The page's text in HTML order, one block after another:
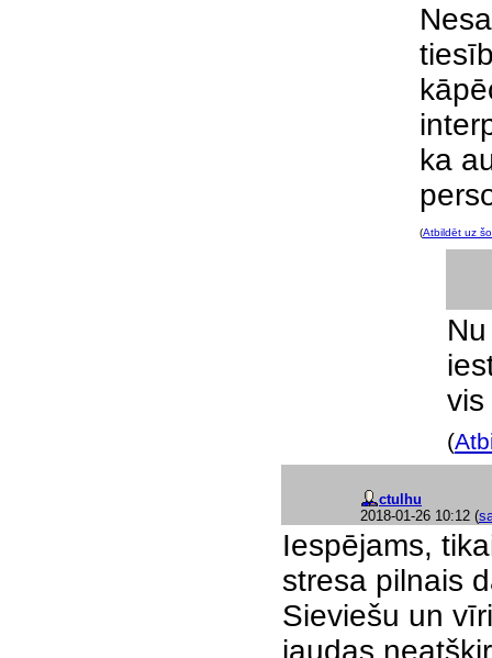
ka
(Atbildēt uz šo
vis
(
ctulhu
2018-01-26 10:12 (
Iespējams,
stresa pilnais
Sieviešu un
jaudas